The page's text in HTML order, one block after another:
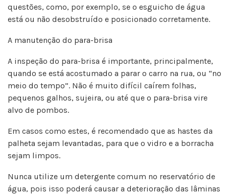
questões, como, por exemplo, se o esguicho de água
está ou não desobstruído e posicionado corretamente.
A manutenção do para-brisa
A inspeção do para-brisa é importante, principalmente,
quando se está acostumado a parar o carro na rua, ou “no
meio do tempo”. Não é muito difícil caírem folhas,
pequenos galhos, sujeira, ou até que o para-brisa vire
alvo de pombos.
Em casos como estes, é recomendado que as hastes da
palheta sejam levantadas, para que o vidro e a borracha
sejam limpos.
Nunca utilize um detergente comum no reservatório de
água, pois isso poderá causar a deterioração das lâminas